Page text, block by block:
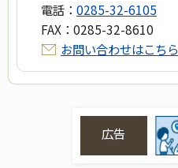
電話： 0285-32-6105
FAX： 0285-32-8610
お問い合わせはこちら
広告